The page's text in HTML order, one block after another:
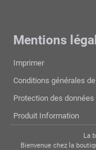
Mentions
Imprimer
Conditions générales
Protection des données
Produit Information
La
Bienvenue chez la